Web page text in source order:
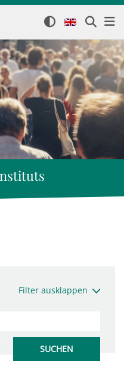
Filter ausklappen